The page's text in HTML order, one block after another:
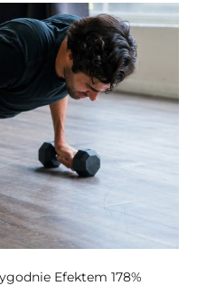
Efektem 178%